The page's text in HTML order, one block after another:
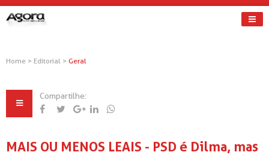
Home > Editorial > Geral
Compartilhe:
MAIS OU MENOS LEAIS - PSD é Dilma, mas